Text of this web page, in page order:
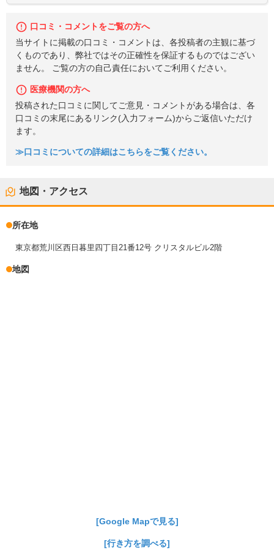
口コミ・コメントをご覧の方へ
当サイトに掲載の口コミ・コメントは、各投稿者の主観に基づ
くものであり、弊社ではその正確性を保証するものではござい
ません。 ご覧の方の自己責任においてご利用ください。
医療機関の方へ
投稿された口コミに関してご意見・コメントがある場合は、各
口コミの末尾にあるリンク(入力フォーム)からご返信いただけ
ます。
≫口コミについての詳細はこちらをご覧ください。
地図・アクセス
所在地
東京都荒川区西日暮里四丁目21番12号 クリスタルビル2階
地図
[Google Mapで見る]
[行き方を調べる]